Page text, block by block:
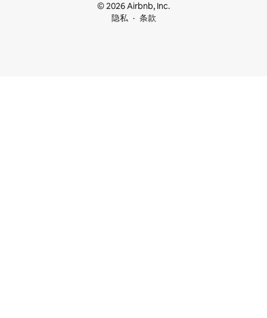
© 2026 Airbnb, Inc.
隐私
条款